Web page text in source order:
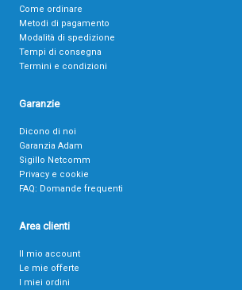
Come ordinare
Metodi di pagamento
Modalità di spedizione
Tempi di consegna
Termini e condizioni
Garanzie
Dicono di noi
Garanzia Adam
Sigillo Netcomm
Privacy e cookie
FAQ: Domande frequenti
Area clienti
Il mio account
Le mie offerte
I miei ordini